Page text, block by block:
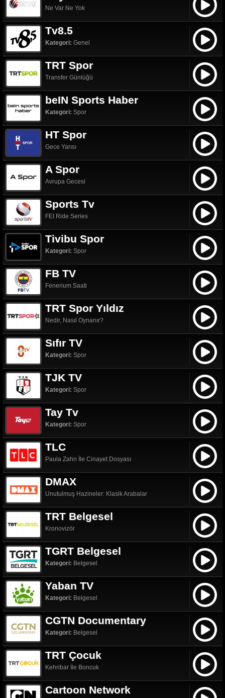
Ne Var Ne Yok
Tv8.5
Kategori: Genel
TRT Spor
Transfer Günlüğü
beIN Sports Haber
Kategori: Spor
HT Spor
Gece Yarısı
A Spor
Avrupa Gecesi
Sports Tv
FEI Ride Series
Tivibu Spor
Kategori: Spor
FB TV
Fenerium Saati
TRT Spor Yıldız
Nedir, Nasıl Oynanır?
Sıfır TV
Kategori: Spor
TJK TV
Kategori: Spor
Tay Tv
Kategori: Spor
TLC
Paula Zahn İle Cinayet Dosyası
DMAX
Unutulmuş Hazineler: Klasik Arabalar
TRT Belgesel
Kronovizör
TGRT Belgesel
Kategori: Belgesel
Yaban TV
Kategori: Belgesel
CGTN Documentary
Kategori: Belgesel
TRT Çocuk
Kehribar İle Boncuk
Cartoon Network